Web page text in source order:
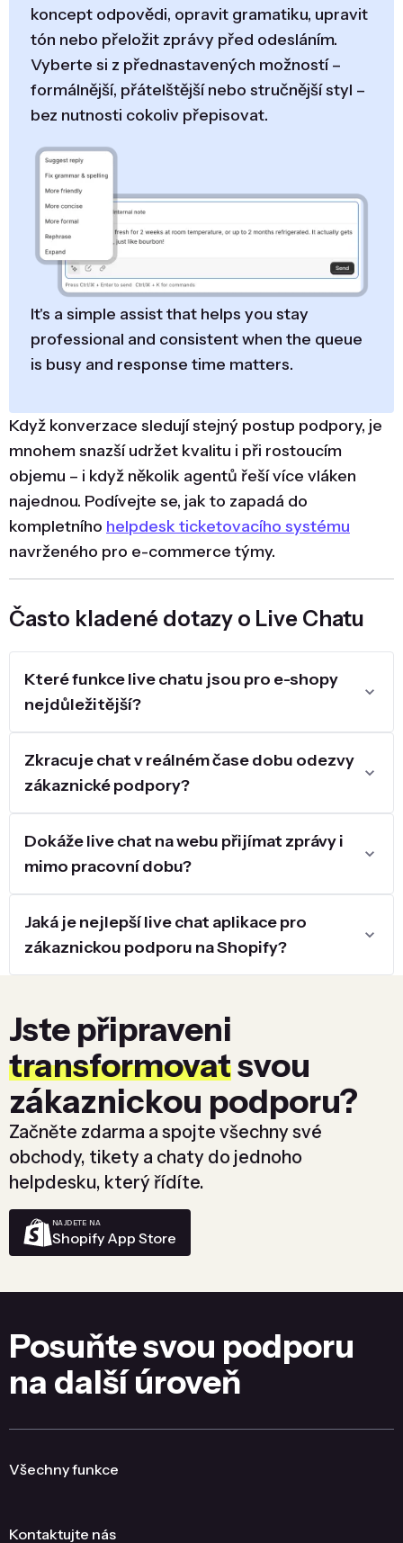
koncept odpovědi, opravit gramatiku, upravit
tón nebo přeložit zprávy před odesláním.
Vyberte si z přednastavených možností –
formálnější, přátelštější nebo stručnější styl –
bez nutnosti cokoliv přepisovat.
It's a simple assist that helps you stay
professional and consistent when the queue
is busy and response time matters.
Když konverzace sledují stejný postup podpory, je
mnohem snazší udržet kvalitu i při rostoucím
objemu – i když několik agentů řeší více vláken
najednou. Podívejte se, jak to zapadá do
kompletního helpdesk ticketovacího systému
navrženého pro e-commerce týmy.
Často kladené dotazy o Live Chatu
Které funkce live chatu jsou pro e-shopy
nejdůležitější?
Zkracuje chat v reálném čase dobu odezvy
zákaznické podpory?
Dokáže live chat na webu přijímat zprávy i
mimo pracovní dobu?
Jaká je nejlepší live chat aplikace pro
zákaznickou podporu na Shopify?
Jste připraveni
transformovatsvou
zákaznickou podporu?
Začněte zdarma a spojte všechny své
obchody, tikety a chaty do jednoho
helpdesku, který řídíte.
NAJDETE NA
Shopify App Store
Posuňte svou podporu
na další úroveň
Všechny funkce
Kontaktujte nás